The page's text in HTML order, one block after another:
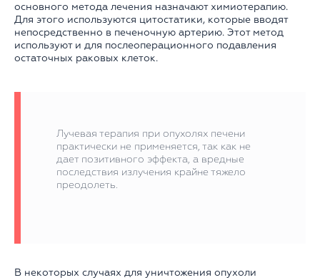
основного метода лечения назначают химиотерапию.
Для этого используются цитостатики, которые вводят
непосредственно в печеночную артерию. Этот метод
используют и для послеоперационного подавления
остаточных раковых клеток.
Лучевая терапия при опухолях печени
практически не применяется, так как не
дает позитивного эффекта, а вредные
последствия излучения крайне тяжело
преодолеть.
В некоторых случаях для уничтожения опухоли